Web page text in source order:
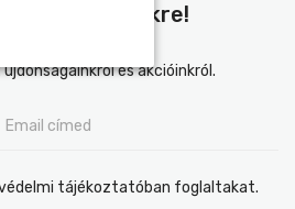
Hírlevelünkre!
és akcióinkról.
tájékoztatóban foglaltakat.